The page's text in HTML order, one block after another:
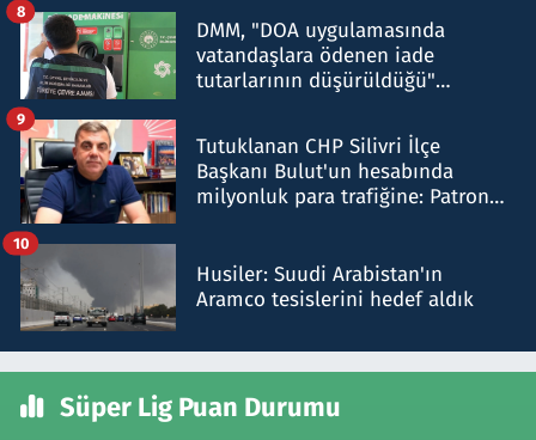
DMM, "DOA uygulamasında
vatandaşlara ödenen iade
tutarlarının düşürüldüğü"
8
Tutuklanan CHP Silivri İlçe
Başkanı Bulut'un hesabında
milyonluk para trafiğine: Patron
9
Husiler: Suudi Arabistan'ın
Aramco tesislerini hedef aldık
10
Süper Lig Puan Durumu